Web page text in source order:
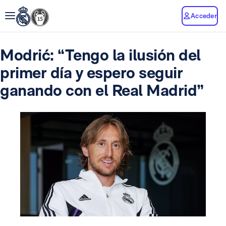
Acceder
Modrić: “Tengo la ilusión del
primer día y espero seguir
ganando con el Real Madrid”